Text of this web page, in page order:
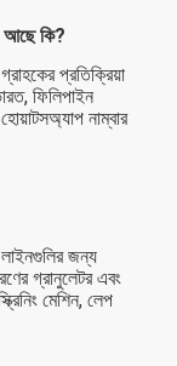
আছে কি?
প্রতিক্রিয়া
ফিলিপাইন
নাম্বার
জন্য
গ্রানুলেটর এবং
মেশিন, লেপ